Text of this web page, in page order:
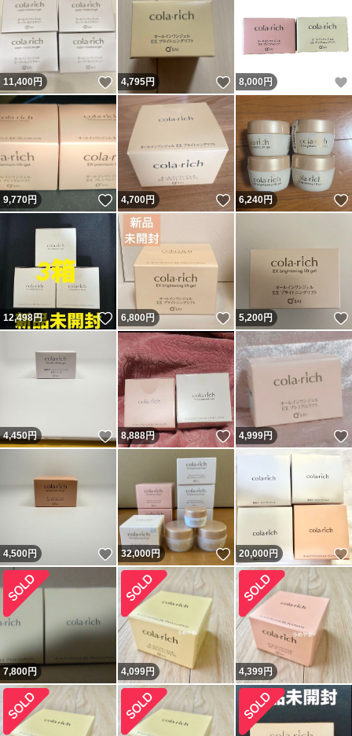
11,400円 いいね！
4,795円 いいね！
8,000 円
9,770円 いいね！
4,700円 いいね！
6,240円
12,498円 いいね！
6,800円 いいね！
5,200円
4,450円 いいね！
8,888円 いいね！
4,999円
4,500円 いいね！
32,000円 いいね！
20,000円
7,800円 4,099円 4,399円